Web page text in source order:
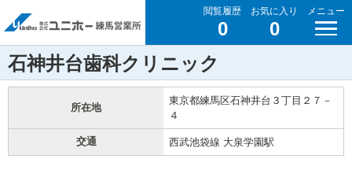
閲覧履歴
0
お気に入り
0
メニュー
石神井台歯科クリニック
所在地
東京都練馬区石神井台３丁目２７－
４
交通 西武池袋線 大泉学園駅